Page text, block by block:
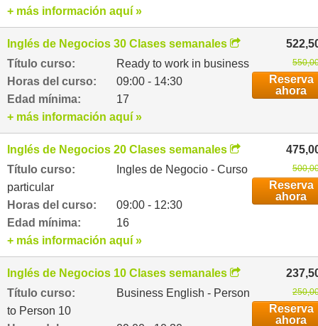
+ más información aquí »
Inglés de Negocios 30 Clases semanales
Título curso:
Ready to work in business
Horas del curso:
09:00 - 14:30
Edad mínima:
17
Reserva
ahora
+ más información aquí »
Inglés de Negocios 20 Clases semanales
Título curso:
Ingles de Negocio - Curso
particular
Horas del curso:
09:00 - 12:30
Edad mínima:
16
Reserva
ahora
+ más información aquí »
Inglés de Negocios 10 Clases semanales
Título curso:
Business English - Person
to Person 10
Reserva
ahora